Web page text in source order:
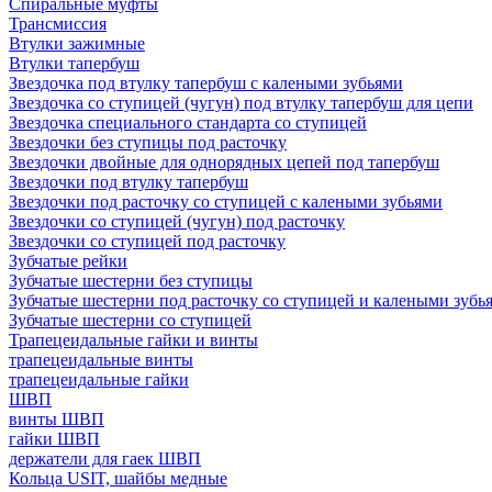
Спиральные муфты
Трансмиссия
Втулки зажимные
Втулки тапербуш
Звездочка под втулку тапербуш c калеными зубьями
Звездочка со ступицей (чугун) под втулку тапербуш для цепи
Звездочка специального стандарта со ступицей
Звездочки без ступицы под расточку
Звездочки двойные для однорядных цепей под тапербуш
Звездочки под втулку тапербуш
Звездочки под расточку со ступицей с калеными зубьями
Звездочки со ступицей (чугун) под расточку
Звездочки со ступицей под расточку
Зубчатые рейки
Зубчатые шестерни без ступицы
Зубчатые шестерни под расточку со ступицей и калеными
Зубчатые шестерни со ступицей
Трапецеидальные гайки и винты
трапецеидальные винты
трапецеидальные гайки
ШВП
винты ШВП
гайки ШВП
держатели для гаек ШВП
Кольца USIT, шайбы медные